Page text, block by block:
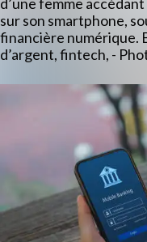
sur son smartphone,
financière numérique.
d’argent, fintech, -